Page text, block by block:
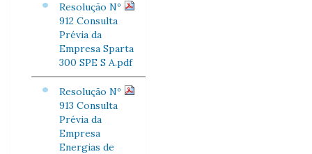
Resolução Nº
912 Consulta
Prévia da
Empresa Sparta
300 SPE S A.pdf
Resolução Nº
913 Consulta
Prévia da
Empresa
Energias de